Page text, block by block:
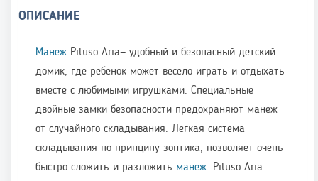
ОПИСАНИЕ
Манеж Pituso Aria— удобный и безопасный детский
домик, где ребенок может весело играть и отдыхать
вместе с любимыми игрушками. Специальные
двойные замки безопасности предохраняют манеж
от случайного складывания. Легкая система
складывания по принципу зонтика, позволяет очень
быстро сложить и разложить манеж. Pituso Aria